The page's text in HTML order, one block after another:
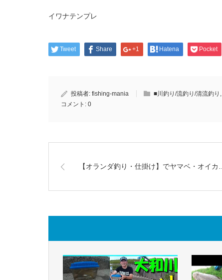
イワナテンプレ
Tweet Share +1 Hatena Pocket
投稿者: fishing-mania ■川釣り/流釣り/清流釣り
コメント: 0
【オランダ釣り・仕掛け】でヤマベ・オイカ…